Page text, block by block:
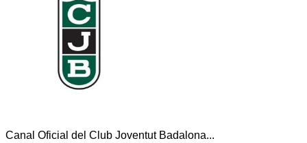
Canal Oficial del Club Joventut Badalona...